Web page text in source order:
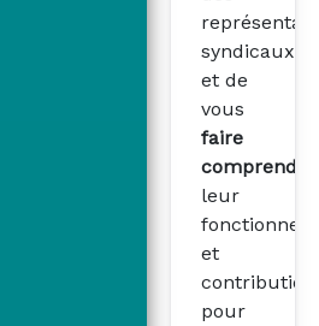
syndicaux
et de
vous
faire
comprendre
leur
et
pour